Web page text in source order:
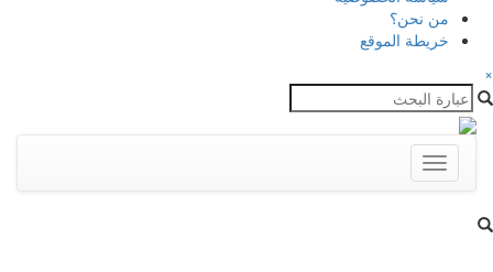
من نحن؟
خريطة الموقع
×
Toggle
navigation